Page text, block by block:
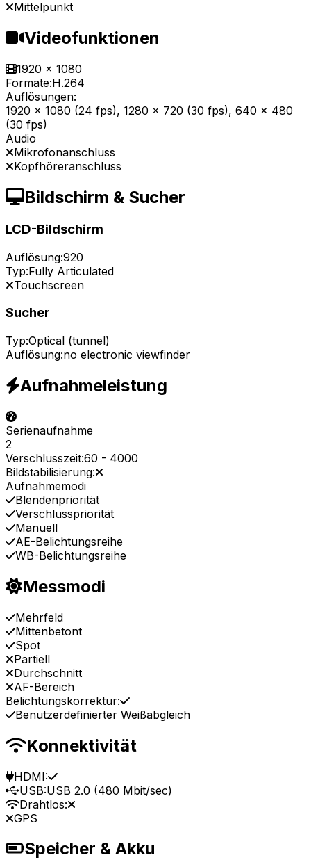
Mittelpunkt
Videofunktionen
1920 x 1080
Formate:H.264
Auflösungen:
1920 x 1080 (24 fps), 1280 x 720 (30 fps), 640 x 480
(30 fps)
Audio
Mikrofonanschluss
Kopfhöreranschluss
Bildschirm & Sucher
LCD-Bildschirm
Auflösung:920
Typ:Fully Articulated
Touchscreen
Sucher
Typ:Optical (tunnel)
Auflösung:no electronic viewfinder
Aufnahmeleistung
Serienaufnahme
2
Verschlusszeit:60 - 4000
Bildstabilisierung:
Aufnahmemodi
Blendenpriorität
Verschlusspriorität
Manuell
AE-Belichtungsreihe
WB-Belichtungsreihe
Messmodi
Mehrfeld
Mittenbetont
Spot
Partiell
Durchschnitt
AF-Bereich
Belichtungskorrektur:
Benutzerdefinierter Weißabgleich
Konnektivität
HDMI:
USB:USB 2.0 (480 Mbit/sec)
Drahtlos:
GPS
Speicher & Akku